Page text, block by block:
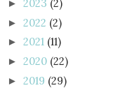
► 2023 (2)
► 2022 (2)
► 2021 (11)
► 2020 (22)
► 2019 (29)